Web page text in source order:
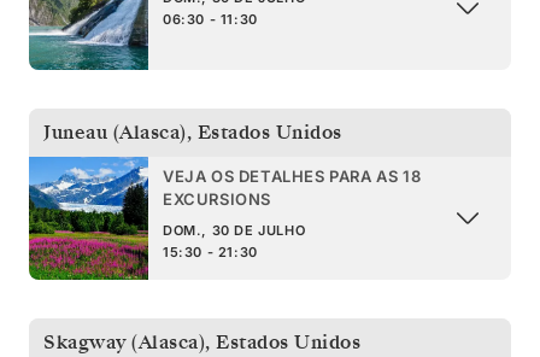
06:30 - 11:30
Juneau (Alasca), Estados Unidos
VEJA OS DETALHES PARA AS 18
EXCURSIONS
DOM., 30 DE JULHO
15:30 - 21:30
Skagway (Alasca), Estados Unidos